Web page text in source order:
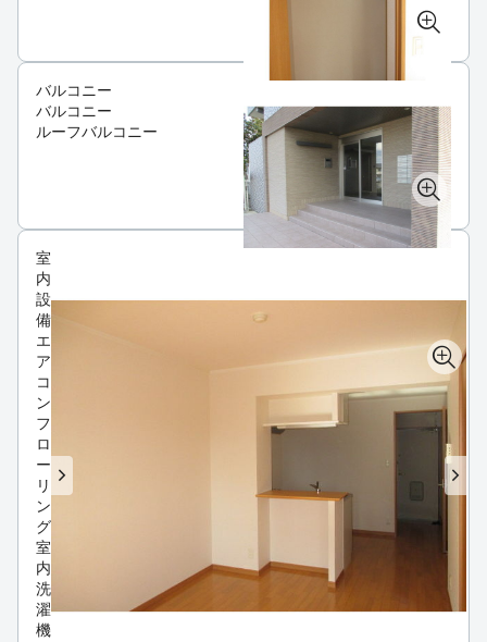
バルコニー
バルコニー
ルーフバルコニー
室
内
設
備
エ
ア
コ
ン
フ
ロ
ー
リ
ン
グ
室
内
洗
濯
機